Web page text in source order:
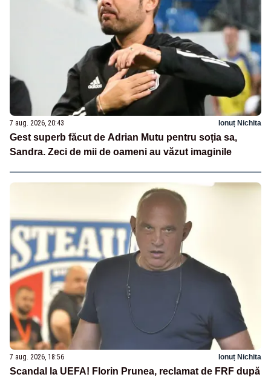
7 aug. 2026, 20:43 Ionuț Nichita
Gest superb făcut de Adrian Mutu pentru soția sa,
Sandra. Zeci de mii de oameni au văzut imaginile
7 aug. 2026, 18:56 Ionuț Nichita
Scandal la UEFA! Florin Prunea, reclamat de FRF după